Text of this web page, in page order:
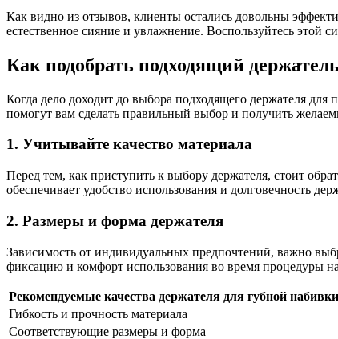
Как видно из отзывов, клиенты остались довольны
естественное сияние и увлажнение. Воспользуйтесь этой
Как подобрать подходящий
Когда дело доходит до выбора подходящего держателя
помогут вам сделать правильный выбор и получить
1. Учитывайте качество материала
Перед тем, как приступить к выбору держателя, стоит
обеспечивает удобство использования и долговечность
2. Размеры и форма держателя
Зависимость от индивидуальных предпочтений, важно
фиксацию и комфорт использования во время процедуры
Рекомендуемые качества держателя для губной
Гибкость и прочность материала
Соответствующие размеры и форма